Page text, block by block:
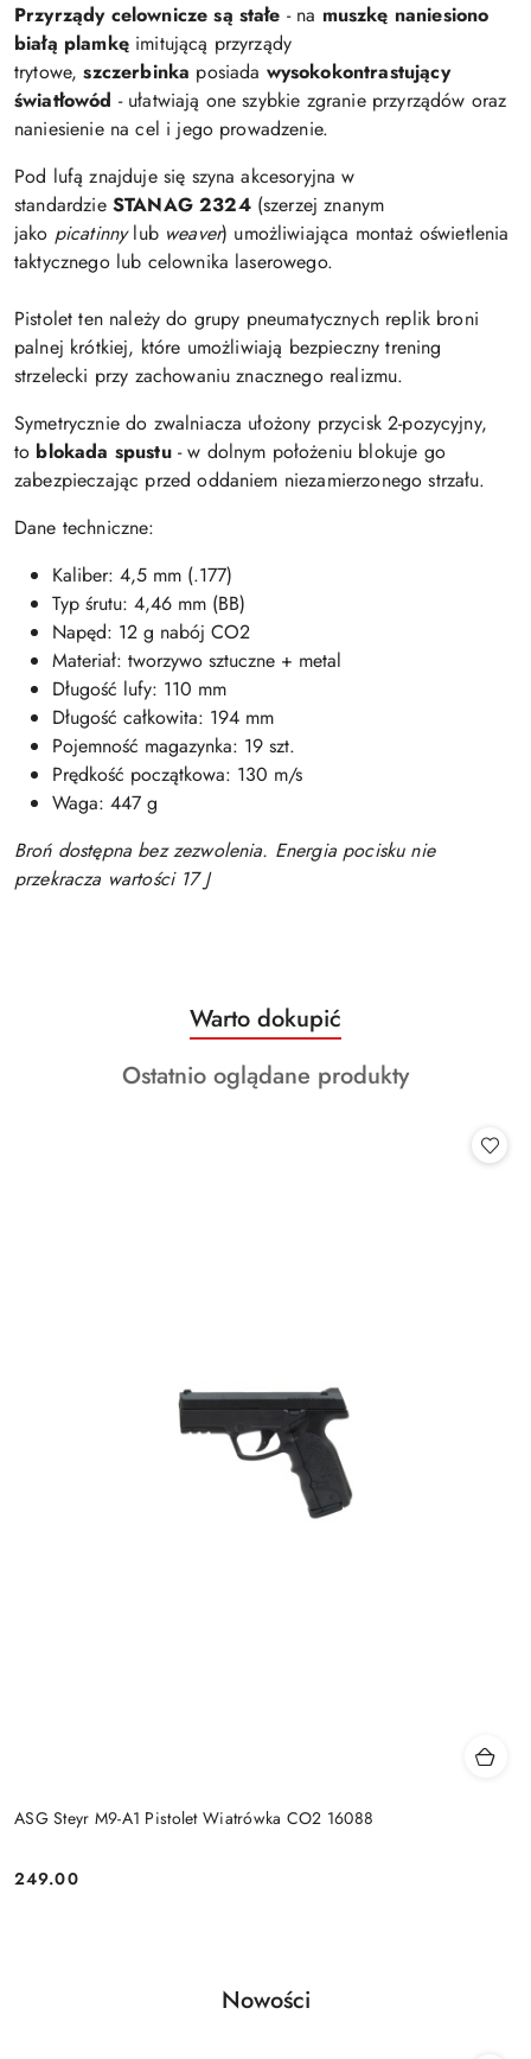
Przyrządy celownicze są stałe - na muszkę naniesiono
białą plamkęimitującą przyrządy
trytowe,szczerbinka posiada wysokokontrastujący
światłowód - ułatwiają one szybkie zgranie przyrządów oraz
naniesienie na cel i jego prowadzenie.
Pod lufą znajduje się szyna akcesoryjna w
standardzie STANAG 2324(szerzej znanym
jako picatinnylub weaver) umożliwiająca montaż oświetlenia
taktycznego lub celownika laserowego.
Pistolet ten należy do grupy pneumatycznych replik broni
palnej krótkiej, które umożliwiają bezpieczny trening
strzelecki przy zachowaniu znacznego realizmu.
Symetrycznie do zwalniacza ułożony przycisk 2-pozycyjny,
to blokada spustu- w dolnym położeniu blokuje go
zabezpieczając przed oddaniem niezamierzonego strzału.
Dane techniczne:
Kaliber: 4,5 mm (.177)
Typ śrutu: 4,46 mm (BB)
Napęd: 12 g nabój CO2
Materiał: tworzywo sztuczne + metal
Długość lufy: 110 mm
Długość całkowita: 194 mm
Pojemność magazynka: 19 szt.
Prędkość początkowa: 130 m/s
Waga: 447 g
Broń dostępna bez zezwolenia. Energia pocisku nie
przekracza wartości 17 J
Pomiń karuzelę produktów
Produkty
o
statusie:
Warto dokupić
Produkty
Ostatnio oglądane produkty
ASG Steyr M9-A1 Pistolet Wiatrówka CO2 16088
Cena:
249.00
Pomiń karuzelę produktów
Produkty
Nowości